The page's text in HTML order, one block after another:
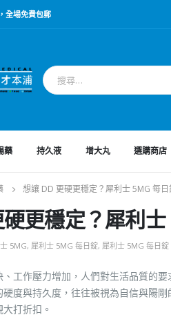
全場免費包郵
藥 持久液 增大丸 選購商店
想讓 DD 更硬更穩定？犀利士 5MG 每日
更穩定？犀利
5MG, 犀利士 5MG 每日錠, 犀利士 5MG 每日錠
工作壓力增加，人們對生活品質的
度與持久度，往往被視為自信與陽
打折扣。